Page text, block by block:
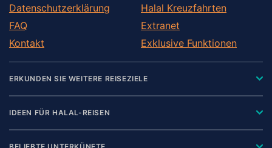
Datenschutzerklärung
FAQ
Kontakt
Halal Kreuzfahrten
Extranet
Exklusive Funktionen
ERKUNDEN SIE WEITERE REISEZIELE
IDEEN FÜR HALAL-REISEN